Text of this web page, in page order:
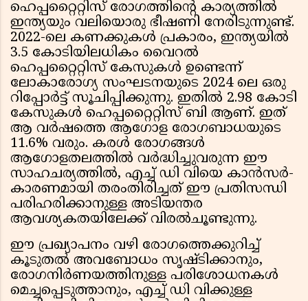
ഹെപ്പറ്റൈറ്റിസ് രോഗത്തിന്റെ കാര്യത്തിൽ
ഇന്ത്യയും വലിയൊരു ഭീഷണി നേരിടുന്നുണ്ട്.
2022-ലെ കണക്കുകൾ പ്രകാരം, ഇന്ത്യയിൽ
3.5 കോടിയിലധികം വൈറൽ
ഹെപ്പറ്റൈറ്റിസ് കേസുകൾ ഉണ്ടെന്ന്
ലോകാരോഗ്യ സംഘടനയുടെ 2024 ലെ ഒരു
റിപ്പോർട്ട് സൂചിപ്പിക്കുന്നു. ഇതിൽ 2.98 കോടി
കേസുകൾ ഹെപ്പറ്റൈറ്റിസ് ബി ആണ്. ഇത്
ആ വർഷത്തെ ആഗോള രോഗബാധയുടെ
11.6% വരും. കരൾ രോഗങ്ങൾ
ആഗോളതലത്തിൽ വർദ്ധിച്ചുവരുന്ന ഈ
സാഹചര്യത്തിൽ, എച്ച് ഡി വിയെ കാൻസർ-
കാരണമായി തരംതിരിച്ചത് ഈ പ്രതിസന്ധി
പരിഹരിക്കാനുള്ള അടിയന്തര
ആവശ്യകതയിലേക്ക് വിരൽചൂണ്ടുന്നു.
ഈ പ്രഖ്യാപനം വഴി രോഗത്തെക്കുറിച്ച്
കൂടുതൽ അവബോധം സൃഷ്ടിക്കാനും,
രോഗനിർണയത്തിനുള്ള പരിശോധനകൾ
മെച്ചപ്പെടുത്താനും, എച്ച് ഡി വിക്കുള്ള